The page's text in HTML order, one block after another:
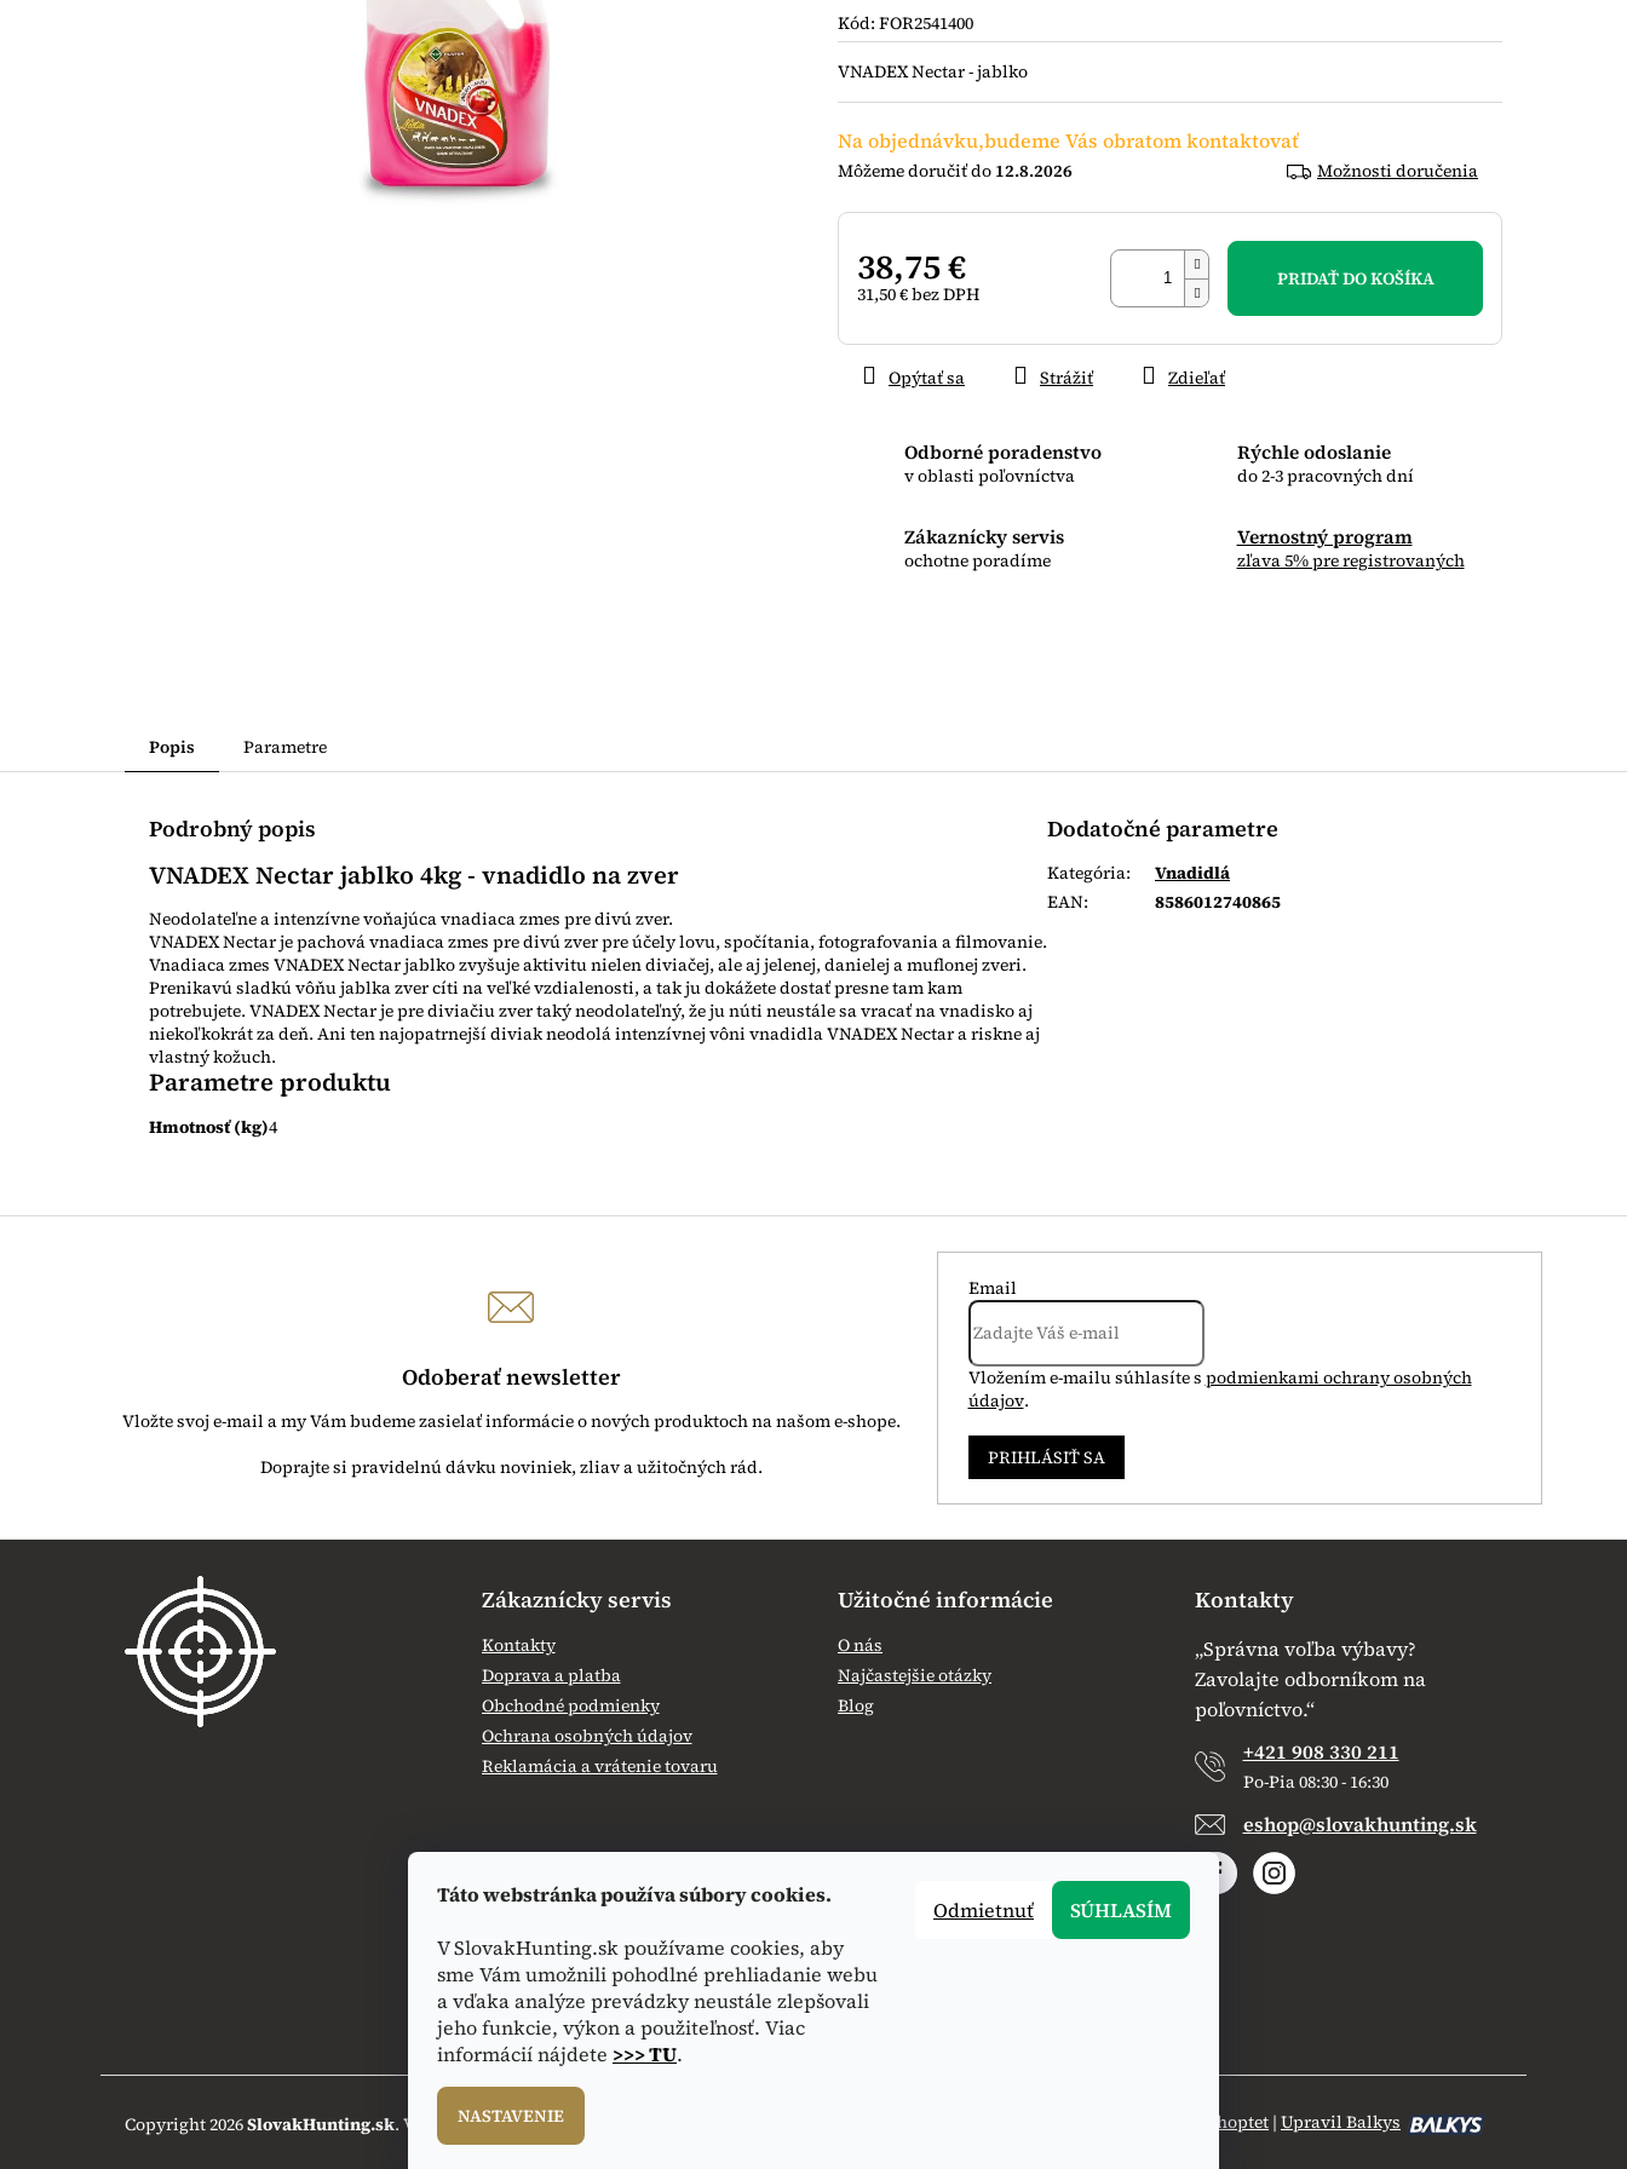
Táto webstránka používa súbory cookies.
V SlovakHunting.sk používame cookies, aby
sme Vám umožnili pohodlné prehliadanie webu
a vďaka analýze prevádzky neustále zlepšovali
jeho funkcie, výkon a použiteľnosť. Viac
informácií nájdete >>> TU.
NASTAVENIE
Odmietnuť SÚHLASÍM
Kód: FOR2541400
Na objednávku,budeme Vás obratom kontaktovať
12.8.2026 Možnosti doručenia
38,75 €
31,50 € bez DPH
cena:
PRIDAŤ DO KOŠÍKA
Odborné poradenstvo
v oblasti poľovníctva
Rýchle odoslanie
do 2-3 pracovných dní
Zákaznícky servis
ochotne poradíme
Vernostný program
zľava 5% pre registrovaných
VNADEX Nectar - jablko
Opýtať sa Strážiť Zdieľať
0,0
5
hviezdičiek.
Popis Parametre
Podrobný popis
VNADEX Nectar jablko 4kg - vnadidlo na zver
Neodolateľne a intenzívne voňajúca vnadiaca zmes pre divú zver.
VNADEX Nectar je pachová vnadiaca zmes pre divú zver pre účely lovu, spočítania, fotografovania a filmovanie.
Vnadiaca zmes VNADEX Nectar jablko zvyšuje aktivitu nielen diviačej, ale aj jelenej, danielej a muflonej zveri.
Prenikavú sladkú vôňu jablka zver cíti na veľké vzdialenosti, a tak ju dokážete dostať presne tam kam
potrebujete. VNADEX Nectar je pre diviačiu zver taký neodolateľný, že ju núti neustále sa vracať na vnadisko aj
niekoľkokrát za deň. Ani ten najopatrnejší diviak neodolá intenzívnej vôni vnadidla VNADEX Nectar a riskne aj
vlastný kožuch.
Parametre produktu
Hmotnosť (kg)4
Dodatočné parametre
Kategória:
Vnadidlá
EAN: 8586012740865
Odoberať newsletter
Vložte svoj e-mail a my Vám budeme zasielať informácie o nových produktoch na našom e-shope.
Email
Vložením e-mailu súhlasíte s podmienkami ochrany osobných
údajov.
PRIHLÁSIŤ SA
Zákaznícky servis
Kontakty
Doprava a platba
Obchodné podmienky
Ochrana osobných údajov
Reklamácia a vrátenie tovaru
Užitočné informácie
O nás
Najčastejšie otázky
Blog
Kontakty
„Správna voľba výbavy?
Zavolajte odborníkom na
poľovníctvo.“
+421 908 330 211
Po-Pia 08:30 - 16:30
eshop@slovakhunting.sk
Vytvoril Shoptet | Upravil Balkys
Copyright 2026SlovakHunting.sk. Všetky práva vyhradené.